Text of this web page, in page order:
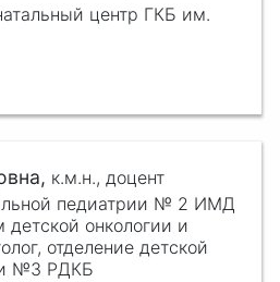
центр ГКБ им.
к.м.н., доцент
педиатрии № 2 ИМД
онкологии и
отделение детской
№3 РДКБ